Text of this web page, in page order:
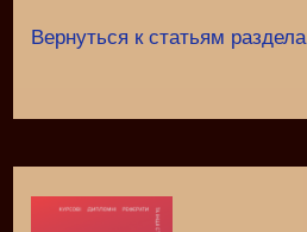
Вернуться к статьям раздела